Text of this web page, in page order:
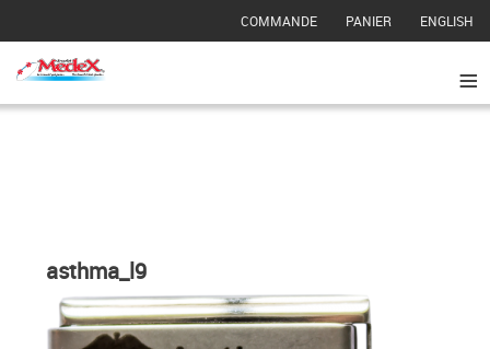
COMMANDE PANIER ENGLISH
≡
asthma_l9